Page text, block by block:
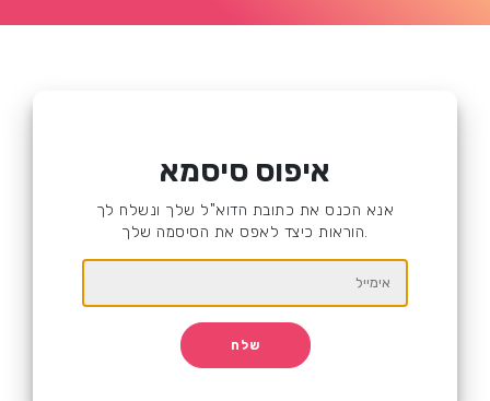
איפוס סיסמא
אנא הכנס את כתובת הדוא"ל שלך ונשלח לך
הוראות כיצד לאפס את הסיסמה שלך.
שלח